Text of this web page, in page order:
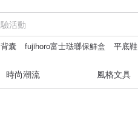
背囊 fujihoro富士琺瑯保鮮盒 平底鞋
時尚潮流 風格文具